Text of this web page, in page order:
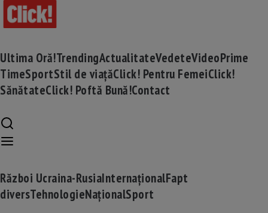
Ultima Oră!TrendingActualitateVedeteVideoPrime
TimeSportStil de viațăClick! Pentru FemeiClick!
SănătateClick! Poftă Bună!Contact
Război Ucraina-RusiaInternaționalFapt
diversTehnologieNaționalSport